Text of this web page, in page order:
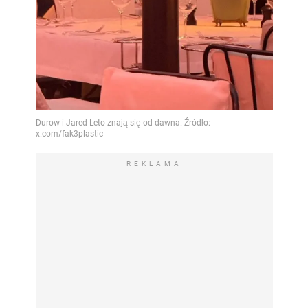
REKLAMA